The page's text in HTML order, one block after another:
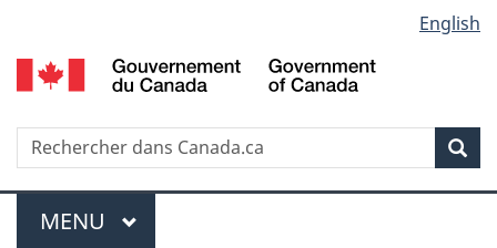
au
contenu
propos
de
la
HTML
simplifiée
selection
English
Recherche
Menu
MENU PRINCIPAL